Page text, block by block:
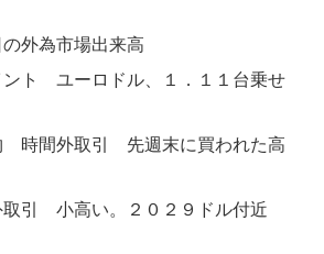
外為市場出来高
ント ユーロドル、１．１１台乗せ
時間外取引 先週末に買われた高
引 小高い。２０２９ドル付近